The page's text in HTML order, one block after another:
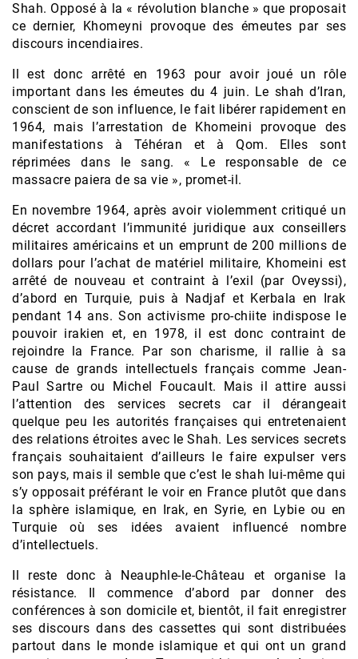
Shah. Opposé à la « révolution blanche » que proposait
ce dernier, Khomeyni provoque des émeutes par ses
discours incendiaires.
Il est donc arrêté en 1963 pour avoir joué un rôle
important dans les émeutes du 4 juin. Le shah d’Iran,
conscient de son influence, le fait libérer rapidement en
1964, mais l’arrestation de Khomeini provoque des
manifestations à Téhéran et à Qom. Elles sont
réprimées dans le sang. « Le responsable de ce
massacre paiera de sa vie », promet-il.
En novembre 1964, après avoir violemment critiqué un
décret accordant l’immunité juridique aux conseillers
militaires américains et un emprunt de 200 millions de
dollars pour l’achat de matériel militaire, Khomeini est
arrêté de nouveau et contraint à l’exil (par Oveyssi),
d’abord en Turquie, puis à Nadjaf et Kerbala en Irak
pendant 14 ans. Son activisme pro-chiite indispose le
pouvoir irakien et, en 1978, il est donc contraint de
rejoindre la France. Par son charisme, il rallie à sa
cause de grands intellectuels français comme Jean-
Paul Sartre ou Michel Foucault. Mais il attire aussi
l’attention des services secrets car il dérangeait
quelque peu les autorités françaises qui entretenaient
des relations étroites avec le Shah. Les services secrets
français souhaitaient d’ailleurs le faire expulser vers
son pays, mais il semble que c’est le shah lui-même qui
s’y opposait préférant le voir en France plutôt que dans
la sphère islamique, en Irak, en Syrie, en Lybie ou en
Turquie où ses idées avaient influencé nombre
d’intellectuels.
Il reste donc à Neauphle-le-Château et organise la
résistance. Il commence d’abord par donner des
conférences à son domicile et, bientôt, il fait enregistrer
ses discours dans des cassettes qui sont distribuées
partout dans le monde islamique et qui ont un grand